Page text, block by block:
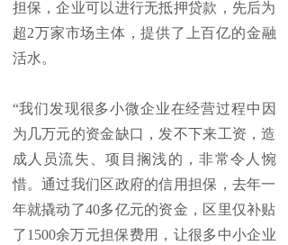
担保，企业可以进行无抵押贷款，先后为
超2万家市场主体，提供了上百亿的金融
活水。
“我们发现很多小微企业在经营过程中因
为几万元的资金缺口，发不下来工资，造
成人员流失、项目搁浅的，非常令人惋
惜。通过我们区政府的信用担保，去年一
年就撬动了40多亿元的资金，区里仅补贴
了1500余万元担保费用，让很多中小企业